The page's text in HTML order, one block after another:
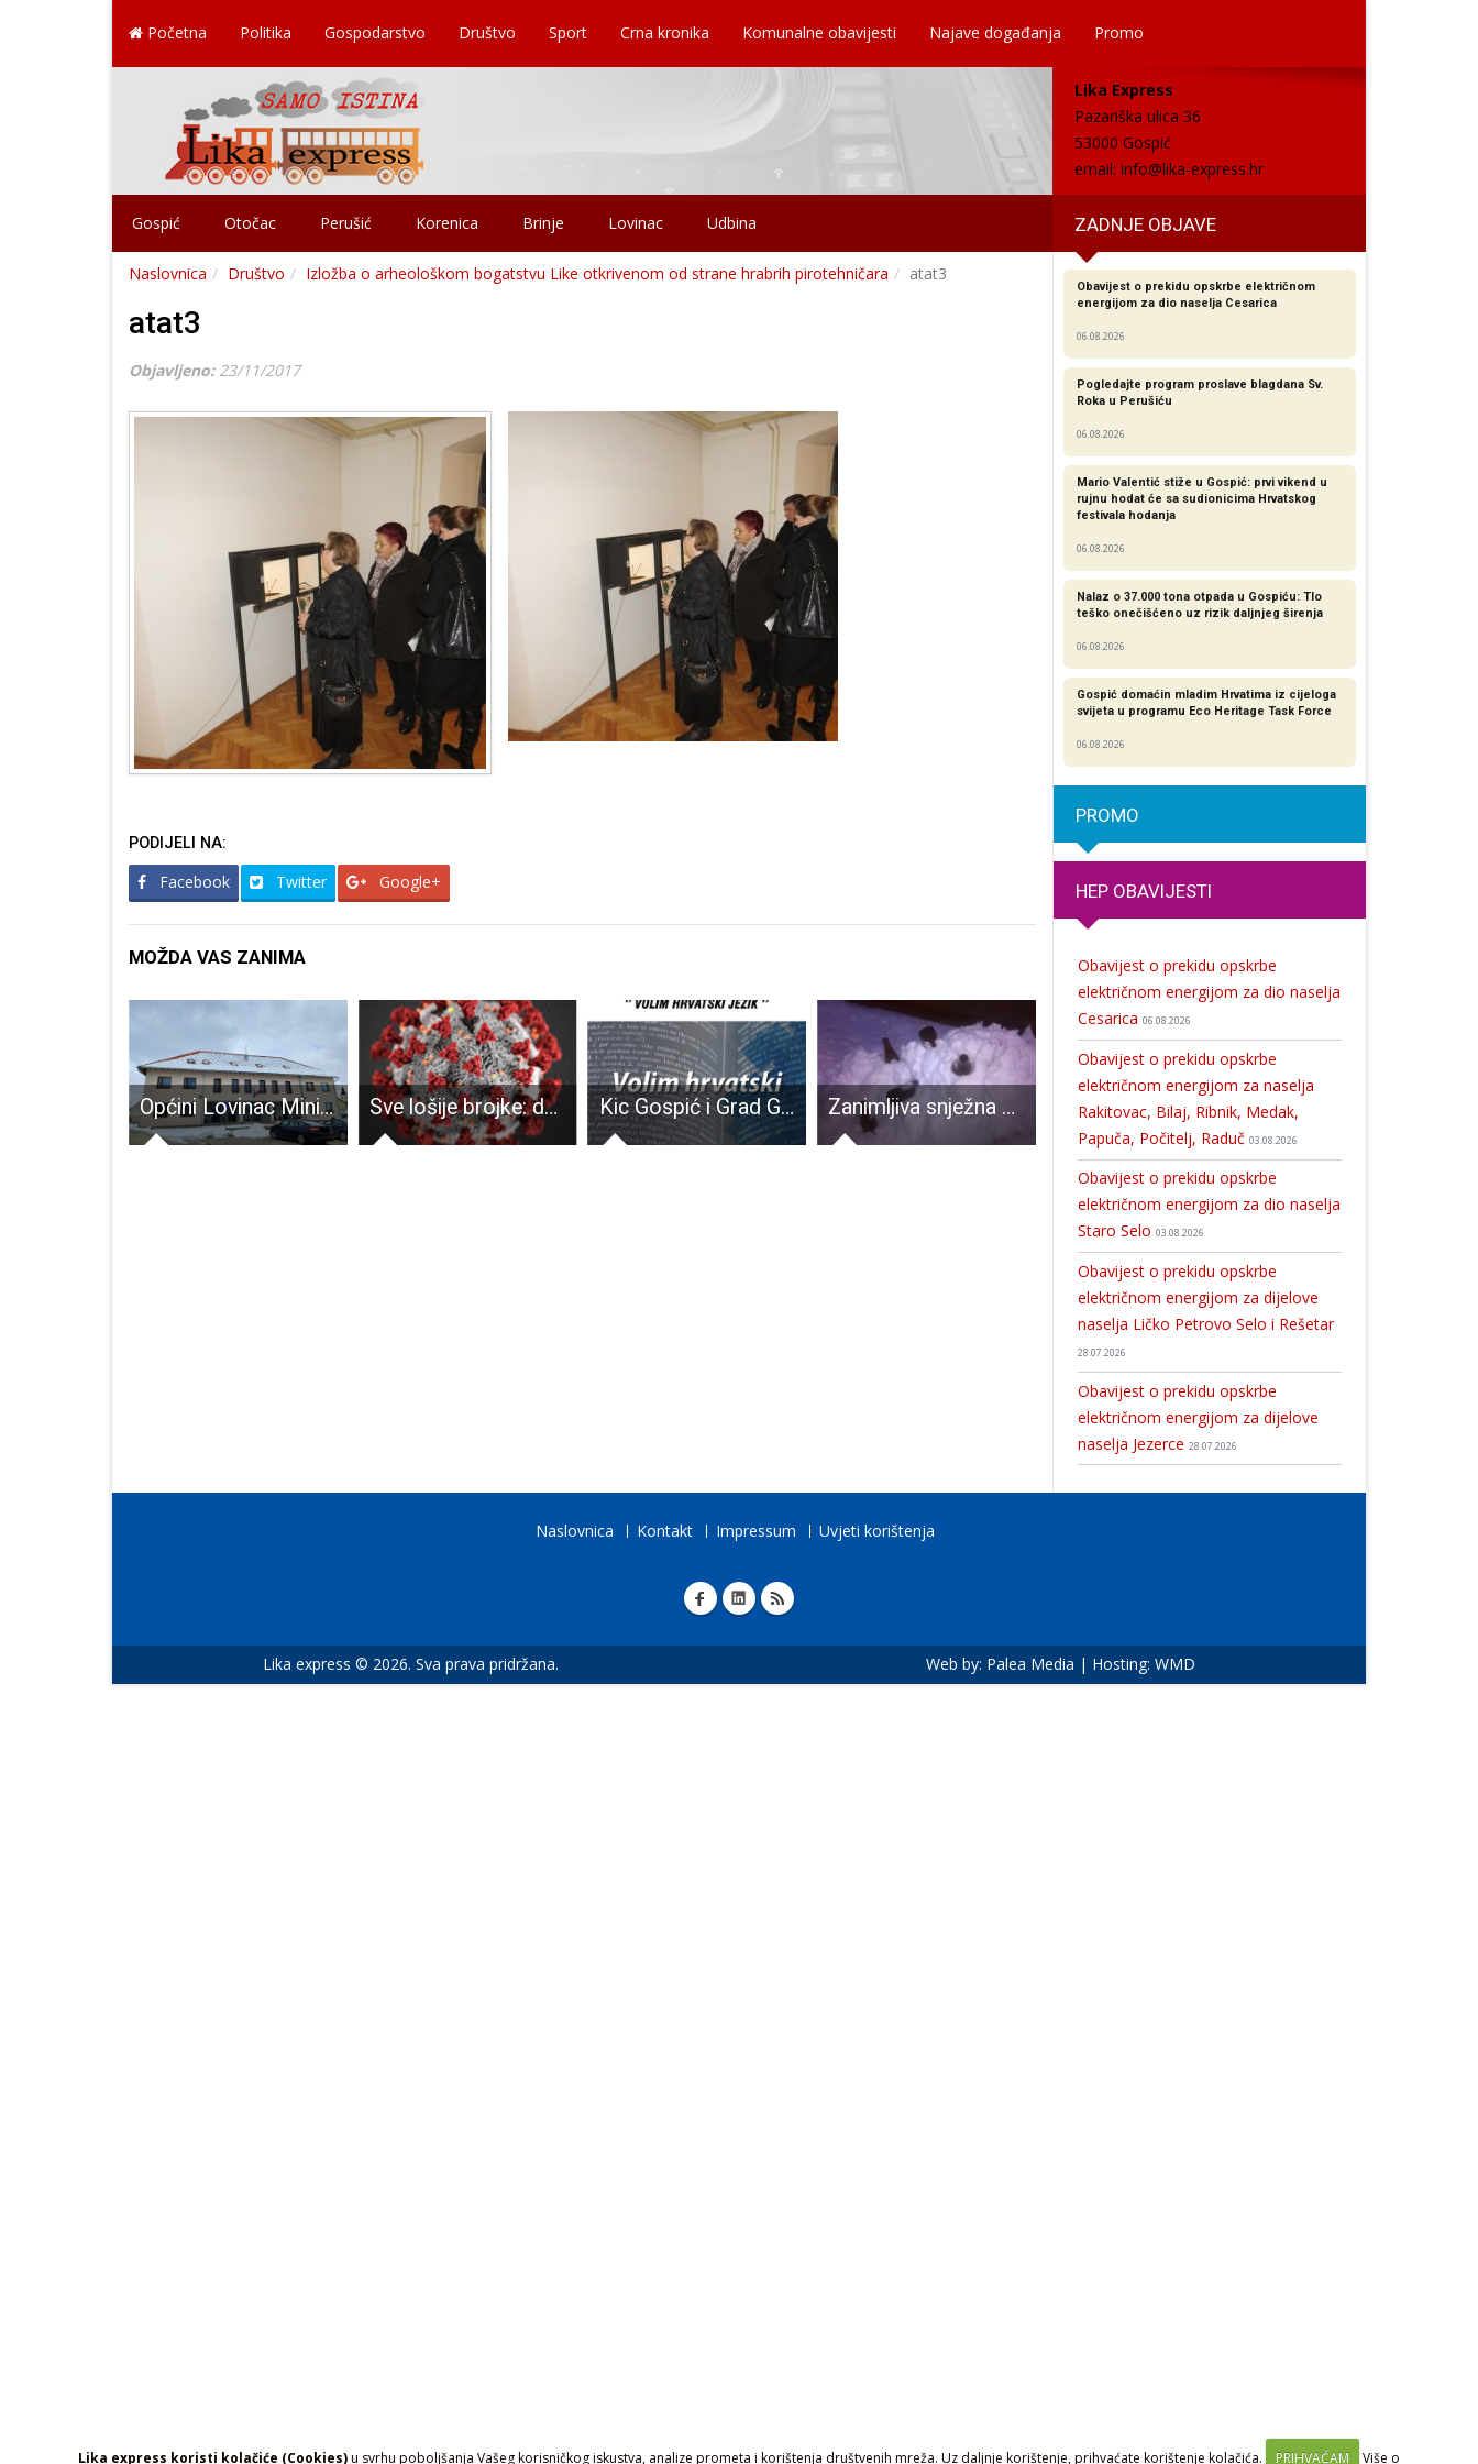
Lika express koristi kolačiće (Cookies)u svrhu poboljšanja Vašeg korisničkog iskustva, analize prometa i korištenja društvenih mreža. Uz daljnje korištenje, prihvaćate korištenje kolačića. PRIHVAĆAM Više o
Početna Politika Gospodarstvo Društvo Sport Crna kronika Komunalne obavijesti Najave događanja Promo
Lika Express
Pazariška ulica 36
53000 Gospić
email: info@lika-express.hr
Gospić Otočac Perušić Korenica Brinje Lovinac Udbina ZADNJE OBJAVE
Naslovnica Društvo Izložba o arheološkom bogatstvu Like otkrivenom od strane hrabrih pirotehničara atat3
atat3
Objavljeno: 23/11/2017
PODIJELI NA:
Facebook Twitter Google+
MOŽDA VAS ZANIMA
Općini Lovinac Ministarstvo kulture i medija odobrilo sredstva za uređenje najgornje etaže Doma kulture Sve lošije brojke: danas je 26 novooboljelih od COVID-19, od toga u Gospiću 18 Kic Gospić i Grad Gospić pozivaju vas da se prijavite na radionicu „Volim hrvatski jezik“ Zanimljiva snježna kreacija 7.MT „Heroji Domovinskog Rata“: DOMAĆINI KREĆU U OBRANU NASLOVA!!
Obavijest o prekidu opskrbe električnom
energijom za dio naselja Cesarica
06.08.2026
Pogledajte program proslave blagdana Sv.
Roka u Perušiću
06.08.2026
Mario Valentić stiže u Gospić: prvi vikend u
rujnu hodat će sa sudionicima Hrvatskog
festivala hodanja
06.08.2026
Nalaz o 37.000 tona otpada u Gospiću: Tlo
teško onečišćeno uz rizik daljnjeg širenja
06.08.2026
Gospić domaćin mladim Hrvatima iz cijeloga
svijeta u programu Eco Heritage Task Force
06.08.2026
PROMO
HEP OBAVIJESTI
Obavijest o prekidu opskrbe
električnom energijom za dio naselja
Cesarica 06.08.2026
Obavijest o prekidu opskrbe
električnom energijom za naselja
Rakitovac, Bilaj, Ribnik, Medak,
Papuča, Počitelj, Raduč 03.08.2026
Obavijest o prekidu opskrbe
električnom energijom za dio naselja
Staro Selo 03.08.2026
Obavijest o prekidu opskrbe
električnom energijom za dijelove
naselja Ličko Petrovo Selo i Rešetar
28.07.2026
Obavijest o prekidu opskrbe
električnom energijom za dijelove
naselja Jezerce 28.07.2026
Naslovnica Kontakt Impressum Uvjeti korištenja
Lika express © 2026. Sva prava pridržana. Web by: Palea Media | Hosting: WMD